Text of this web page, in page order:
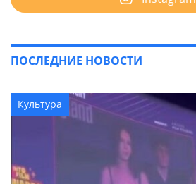
ПОСЛЕДНИЕ НОВОСТИ
Культура